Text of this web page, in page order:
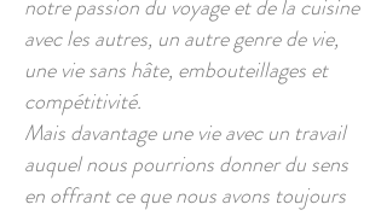
notre passion du voyage et de la cuisine
avec les autres, un autre genre de vie,
une vie sans hâte, embouteillages et
compétitivité.
Mais davantage une vie avec un travail
auquel nous pourrions donner du sens
en offrant ce que nous avons toujours